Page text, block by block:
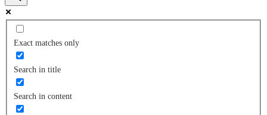
Exact matches only
Search in title
Search in content